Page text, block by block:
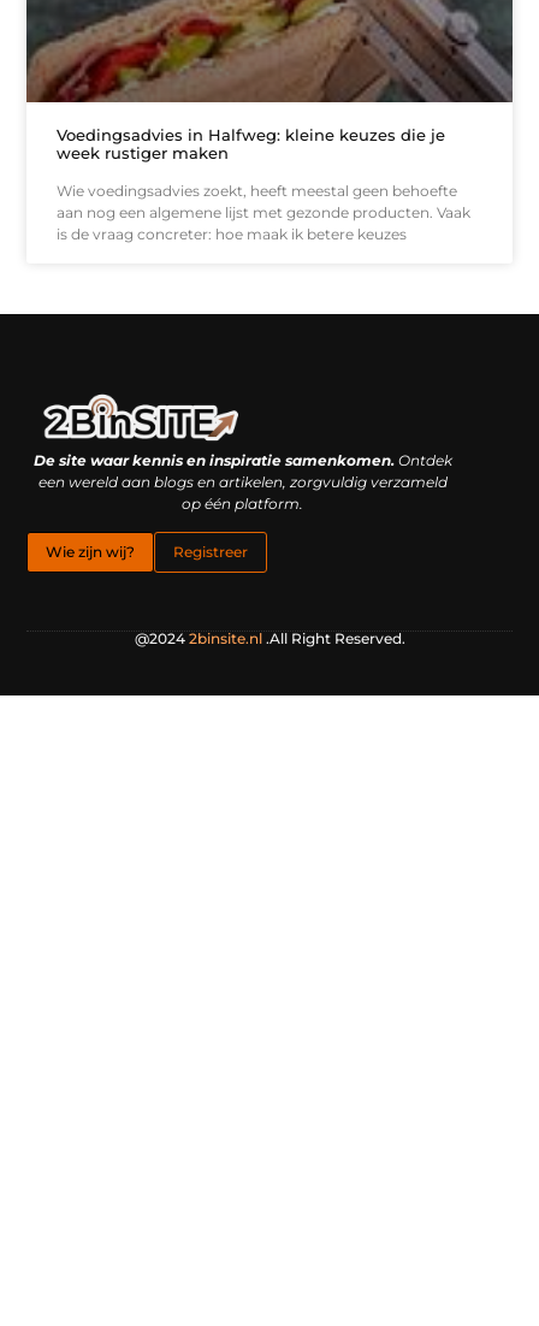
Voedingsadvies in Halfweg: kleine keuzes die je
week rustiger maken
Wie voedingsadvies zoekt, heeft meestal geen behoefte
aan nog een algemene lijst met gezonde producten. Vaak
is de vraag concreter: hoe maak ik betere keuzes
De site waar kennis en inspiratie samenkomen.Ontdek
een wereld aan blogs en artikelen, zorgvuldig verzameld
op één platform.
Wie zijn wij? Registreer
@2024 2binsite.nl.All Right Reserved.